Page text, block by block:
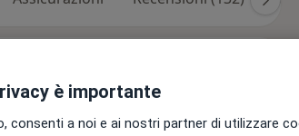
è importante
consenti a noi e ai nostri partner di utilizzare